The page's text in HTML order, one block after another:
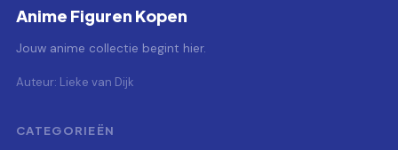
Anime Figuren Kopen
Jouw anime collectie begint hier.
Auteur: Lieke van Dijk
CATEGORIEËN